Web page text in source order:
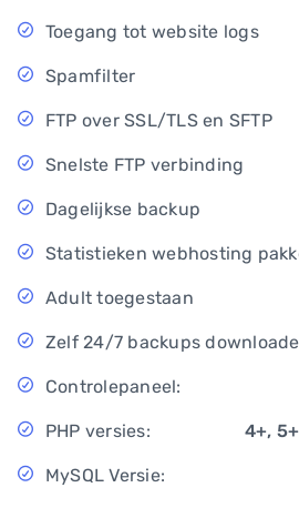
Toegang tot website logs
Spamfilter
FTP over SSL/TLS en SFTP
Snelste FTP verbinding
Dagelijkse backup
Statistieken webhosting
Adult toegestaan
Zelf 24/7 backups
Controlepaneel:
PHP versies: 4+,
MySQL Versie: